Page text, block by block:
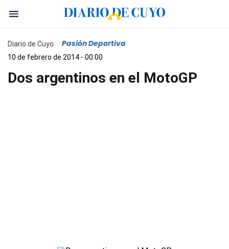
Diario de Cuyo Pasión Deportiva
10 de febrero de 2014 - 00:00
Dos argentinos en el MotoGP